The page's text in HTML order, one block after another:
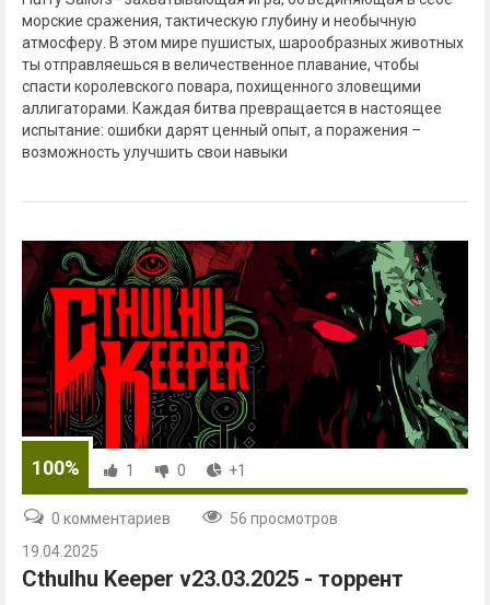
морские сражения, тактическую глубину и необычную
атмосферу. В этом мире пушистых, шарообразных животных
ты отправляешься в величественное плавание, чтобы
спасти королевского повара, похищенного зловещими
аллигаторами. Каждая битва превращается в настоящее
испытание: ошибки дарят ценный опыт, а поражения –
возможность улучшить свои навыки
100% 1 0 +1
0 комментариев
56 просмотров
19.04.2025
Cthulhu Keeper v23.03.2025 - торрент